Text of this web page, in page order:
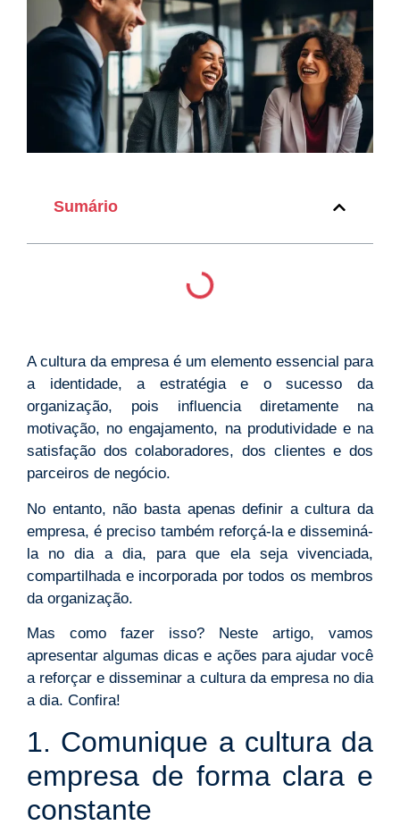
Sumário
A cultura da empresa é um elemento essencial para
a identidade, a estratégia e o sucesso da
organização, pois influencia diretamente na
motivação, no engajamento, na produtividade e na
satisfação dos colaboradores, dos clientes e dos
parceiros de negócio.
No entanto, não basta apenas definir a cultura da
empresa, é preciso também reforçá-la e disseminá-
la no dia a dia, para que ela seja vivenciada,
compartilhada e incorporada por todos os membros
da organização.
Mas como fazer isso? Neste artigo, vamos
apresentar algumas dicas e ações para ajudar você
a reforçar e disseminar a cultura da empresa no dia
a dia. Confira!
1. Comunique a cultura da
empresa de forma clara e
constante